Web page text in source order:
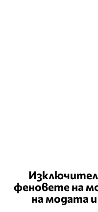
феновете на
на модата